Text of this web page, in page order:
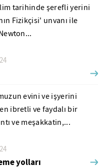
tarihinde şerefli yerini
Fizikçisi' unvanı ile
I'saac Newton...
evini ve işyerini
ibretli ve faydalı bir
ve meşakkatin,...
yolları